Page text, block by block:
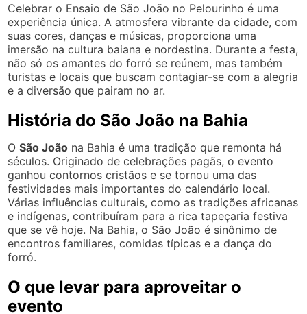
Celebrar o Ensaio de São João no Pelourinho é uma
experiência única. A atmosfera vibrante da cidade, com
suas cores, danças e músicas, proporciona uma
imersão na cultura baiana e nordestina. Durante a festa,
não só os amantes do forró se reúnem, mas também
turistas e locais que buscam contagiar-se com a alegria
e a diversão que pairam no ar.
História do São João na Bahia
OSão João na Bahia é uma tradição que remonta há
séculos. Originado de celebrações pagãs, o evento
ganhou contornos cristãos e se tornou uma das
festividades mais importantes do calendário local.
Várias influências culturais, como as tradições africanas
e indígenas, contribuíram para a rica tapeçaria festiva
que se vê hoje. Na Bahia, o São João é sinônimo de
encontros familiares, comidas típicas e a dança do
forró.
O que levar para aproveitar o
evento